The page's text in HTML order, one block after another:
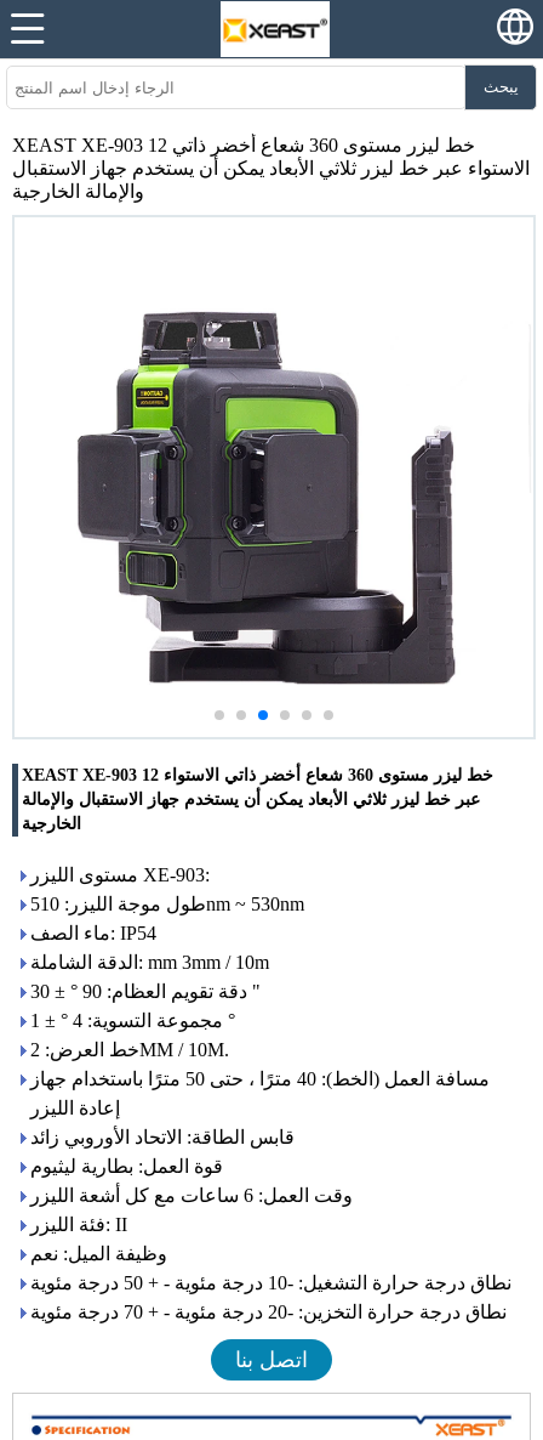
يبحث
XEAST XE-903 12 خط ليزر مستوى 360 شعاع أخضر ذاتي
الاستواء عبر خط ليزر ثلاثي الأبعاد يمكن أن يستخدم جهاز الاستقبال
والإمالة الخارجية
XEAST XE-903 12 خط ليزر مستوى 360 شعاع أخضر ذاتي الاستواء
عبر خط ليزر ثلاثي الأبعاد يمكن أن يستخدم جهاز الاستقبال والإمالة
الخارجية
مستوى الليزر XE-903:
طول موجة الليزر: 510nm ~ 530nm
ماء الصف: IP54
الدقة الشاملة: mm 3mm / 10m
دقة تقويم العظام: 90 ° ± 30 "
مجموعة التسوية: 4 ° ± 1 °
خط العرض: 2MM / 10M.
مسافة العمل (الخط): 40 مترًا ، حتى 50 مترًا باستخدام جهاز
إعادة الليزر
قابس الطاقة: الاتحاد الأوروبي زائد
قوة العمل: بطارية ليثيوم
وقت العمل: 6 ساعات مع كل أشعة الليزر
فئة الليزر: II
وظيفة الميل: نعم
نطاق درجة حرارة التشغيل: -10 درجة مئوية - + 50 درجة مئوية
نطاق درجة حرارة التخزين: -20 درجة مئوية - + 70 درجة مئوية
اتصل بنا